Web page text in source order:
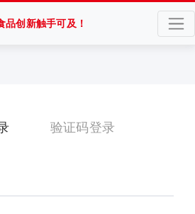
品创新触手可及！
验证码登录